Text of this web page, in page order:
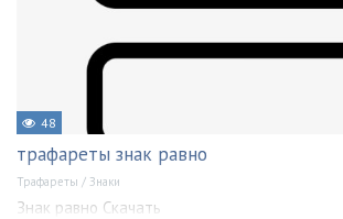
48
трафареты знак равно
Трафареты / Знаки
Знак равно Скачать